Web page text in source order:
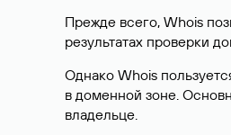
Прежде всего, Whois
результатах проверки
Однако Whois
в доменной зоне.
владельце.